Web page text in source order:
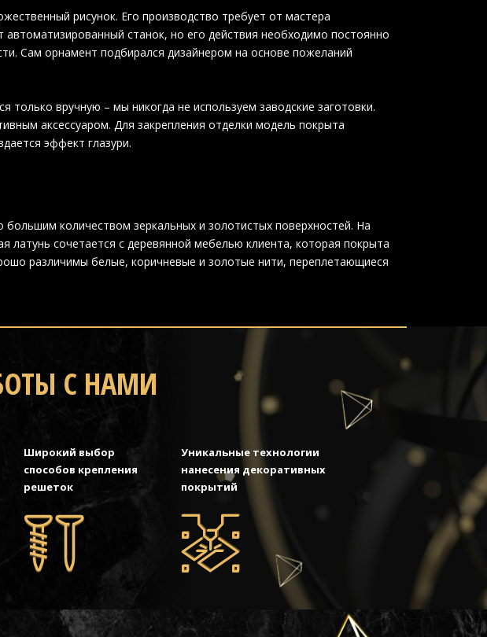
рисунок. Его производство требует от мастера
станок, но его действия необходимо постоянно
Сам орнамент подбирался дизайнером на основе пожеланий
только вручную – мы никогда не используем заводские заготовки.
аксессуаром. Для закрепления отделки модель покрыта
эффект глазури.
количеством зеркальных и золотистых поверхностей. На
латунь сочетается с деревянной мебелью клиента, которая покрыта
различимы белые, коричневые и золотые нити, переплетающиеся
С НАМИ
Широкий выбор
способов крепления
решеток
Уникальные технологии
нанесения декоративных
покрытий